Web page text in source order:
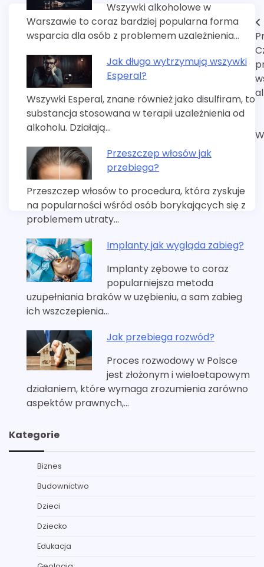
Wszywki alkoholowe w
Warszawie to coraz bardziej popularna forma
wsparcia dla osób z problemem uzależnienia…
Jak długo wytrzymują wszywki
Esperal?
Wszywki Esperal, znane również jako disulfiram, to
substancja stosowana w terapii uzależnienia od
alkoholu. Działają…
Przeszczep włosów jak
przebiega?
Przeszczep włosów to procedura, która zyskuje
na popularności wśród osób borykających się z
problemem utraty…
Implanty jak wygląda zabieg?
Implanty zębowe to coraz
popularniejsza metoda
uzupełniania braków w uzębieniu, a sam zabieg
ich wszczepienia…
Jak przebiega rozwód?
Proces rozwodowy w Polsce
jest złożonym i wieloetapowym
działaniem, które wymaga zrozumienia zarówno
aspektów prawnych,…
Nawigacja
wpisu
Kategorie
Biznes
Budownictwo
Dzieci
Dziecko
Edukacja